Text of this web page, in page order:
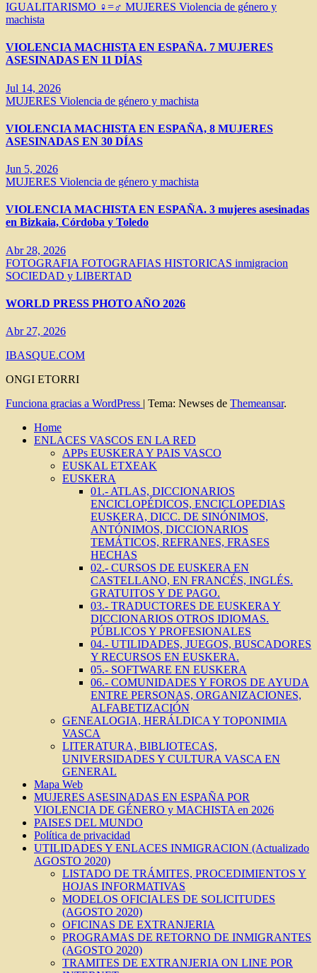
IGUALITARISMO ♀=♂ MUJERES Violencia de género y
machista
VIOLENCIA MACHISTA EN ESPAÑA. 7 MUJERES
ASESINADAS EN 11 DÍAS
Jul 14, 2026
MUJERES Violencia de género y machista
VIOLENCIA MACHISTA EN ESPAÑA, 8 MUJERES
ASESINADAS EN 30 DÍAS
Jun 5, 2026
MUJERES Violencia de género y machista
VIOLENCIA MACHISTA EN ESPAÑA. 3 mujeres asesinadas
en Bizkaia, Córdoba y Toledo
Abr 28, 2026
FOTOGRAFIA FOTOGRAFIAS HISTORICAS inmigracion
SOCIEDAD y LIBERTAD
WORLD PRESS PHOTO AÑO 2026
Abr 27, 2026
IBASQUE.COM
ONGI ETORRI
Funciona gracias a WordPress | Tema: Newses de Themeansar.
Home
ENLACES VASCOS EN LA RED
APPs EUSKERA Y PAIS VASCO
EUSKAL ETXEAK
EUSKERA
01.- ATLAS, DICCIONARIOS
ENCICLOPÉDICOS, ENCICLOPEDIAS
EUSKERA, DICC. DE SINÓNIMOS,
ANTÓNIMOS, DICCIONARIOS
TEMÁTICOS, REFRANES, FRASES
HECHAS
02.- CURSOS DE EUSKERA EN
CASTELLANO, EN FRANCÉS, INGLÉS.
GRATUITOS Y DE PAGO.
03.- TRADUCTORES DE EUSKERA Y
DICCIONARIOS OTROS IDIOMAS.
PÚBLICOS Y PROFESIONALES
04.- UTILIDADES, JUEGOS, BUSCADORES
Y RECURSOS EN EUSKERA.
05.- SOFTWARE EN EUSKERA
06.- COMUNIDADES Y FOROS DE AYUDA
ENTRE PERSONAS, ORGANIZACIONES,
ALFABETIZACIÓN
GENEALOGIA, HERÁLDICA Y TOPONIMIA
VASCA
LITERATURA, BIBLIOTECAS,
UNIVERSIDADES Y CULTURA VASCA EN
GENERAL
Mapa Web
MUJERES ASESINADAS EN ESPAÑA POR
VIOLENCIA DE GÉNERO y MACHISTA en 2026
PAISES DEL MUNDO
Política de privacidad
UTILIDADES Y ENLACES INMIGRACION (Actualizado
AGOSTO 2020)
LISTADO DE TRÁMITES, PROCEDIMIENTOS Y
HOJAS INFORMATIVAS
MODELOS OFICIALES DE SOLICITUDES
(AGOSTO 2020)
OFICINAS DE EXTRANJERIA
PROGRAMAS DE RETORNO DE INMIGRANTES
(AGOSTO 2020)
TRAMITES DE EXTRANJERIA ON LINE POR